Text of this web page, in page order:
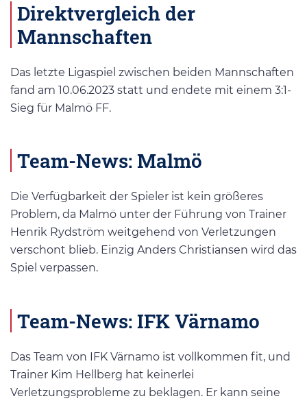
Direktvergleich der
Mannschaften
Das letzte Ligaspiel zwischen beiden Mannschaften
fand am 10.06.2023 statt und endete mit einem 3:1-
Sieg für Malmö FF.
Team-News: Malmö
Die Verfügbarkeit der Spieler ist kein größeres
Problem, da Malmö unter der Führung von Trainer
Henrik Rydström weitgehend von Verletzungen
verschont blieb. Einzig Anders Christiansen wird das
Spiel verpassen.
Team-News: IFK Värnamo
Das Team von IFK Värnamo ist vollkommen fit, und
Trainer Kim Hellberg hat keinerlei
Verletzungsprobleme zu beklagen. Er kann seine